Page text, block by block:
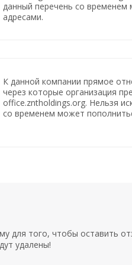
данный перечень со
адресами.
К данной компании прямое
через которые организация
office.zntholdings.org. Нельзя
со временем может
для того, чтобы оставить
удалены!